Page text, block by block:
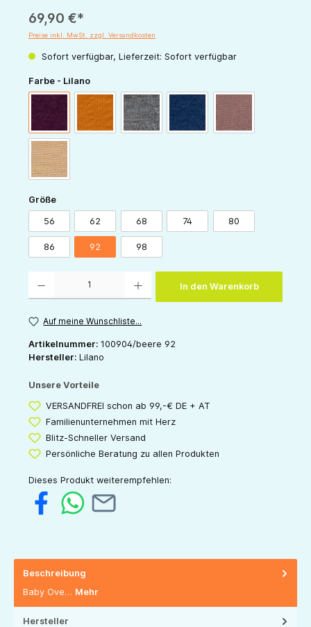
69,90 €*
Preise inkl. MwSt. zzgl. Versandkosten
Sofort verfügbar, Lieferzeit: Sofort verfügbar
Farbe - Lilanoauswählen
beere curry hellgrau marine mauve
sand
Größeauswählen
56 62 68 74 80
86 92 98
In den Warenkorb
Auf meine Wunschliste...
Artikelnummer: 100904/beere 92
Hersteller: Lilano
Unsere Vorteile
VERSANDFREI schon ab 99,-€ DE + AT
Familienunternehmen mit Herz
Blitz-Schneller Versand
Persönliche Beratung zu allen Produkten
Dieses Produkt weiterempfehlen:
Beschreibung
Baby Ove… Mehr
Hersteller